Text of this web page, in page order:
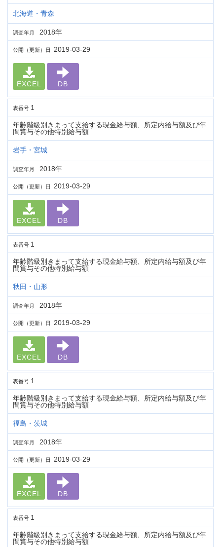
北海道・青森
調査年月 2018年
公開（更新）日 2019-03-29
EXCEL DB
表番号 1
年齢階級別きまって支給する現金給与額、所定内給与額及び年
間賞与その他特別給与額
岩手・宮城
調査年月 2018年
公開（更新）日 2019-03-29
EXCEL DB
表番号 1
年齢階級別きまって支給する現金給与額、所定内給与額及び年
間賞与その他特別給与額
秋田・山形
調査年月 2018年
公開（更新）日 2019-03-29
EXCEL DB
表番号 1
年齢階級別きまって支給する現金給与額、所定内給与額及び年
間賞与その他特別給与額
福島・茨城
調査年月 2018年
公開（更新）日 2019-03-29
EXCEL DB
表番号 1
年齢階級別きまって支給する現金給与額、所定内給与額及び年
間賞与その他特別給与額